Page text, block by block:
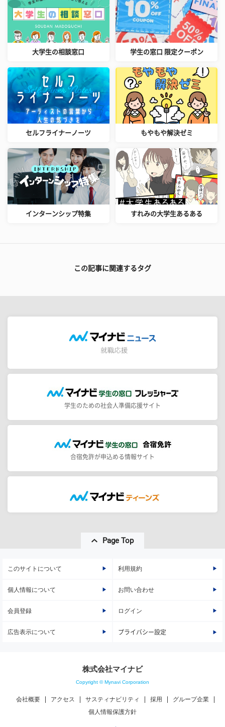
大学生の相談窓口 学生の窓口 限定クーポン
セルフライナーノーツ もやもや解決ゼミ
インターンシップ特集 すれみの大学生あるある
この記事に関連するタグ
学生のための社会人準備応援サイト
合宿免許が申込める情報サイト
Page Top
このサイトについて 利用規約
個人情報について お問い合わせ
会員登録 ログイン
広告表示について プライバシー設定
株式会社マイナビ
Copyright © Mynavi Corporation
会社概要 アクセス サスティナビリティ 採用
グループ企業
個人情報保護方針